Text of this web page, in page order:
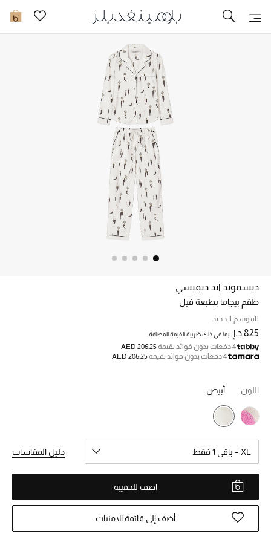
0 تخفيضات
خصم حتى 70%
تسوقوا الآن
ما وصلنا حديثاً
ما وصلنا حديثاً
الموسم الجديد
النساء
الحقائب النسائية
أحذية النسائية
ديسموند اند ديمبسي
طقم بيجاما بطبعة فيل
الموسم الجديد
825 د.إ بما في ذلك ضريبة القيمة المضافة
4 دفعات بدون فوائد بقيمة
AED 206.25
4 دفعات بدون فوائد بقيمة
AED 206.25
اللون: أبيض
XL – باقي 1 فقط دليل المقاسات
اضف للحقيبة
أضف إلى قائمة الامنيات